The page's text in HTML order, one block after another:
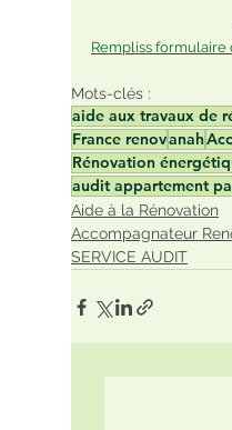
Rempliss formulaire
Mots-clés :
aide aux travaux de
France renovanah
Rénovation
audit appartement
Aide à la Rénovation
Accompagnateur
SERVICE AUDIT